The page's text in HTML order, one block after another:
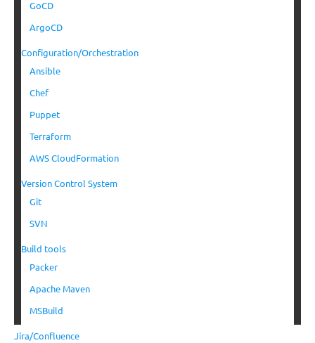
GoCD
ArgoCD
Configuration/Orchestration
Ansible
Chef
Puppet
Terraform
AWS CloudFormation
Version Control System
Git
SVN
Build tools
Packer
Apache Maven
MSBuild
Jira/Confluence